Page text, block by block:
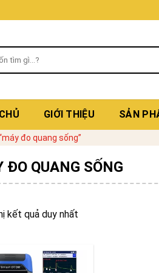
GIỚI THIỆU SẢN
đo quang sống”
ĐO QUANG SỐNG
kết quả duy nhất